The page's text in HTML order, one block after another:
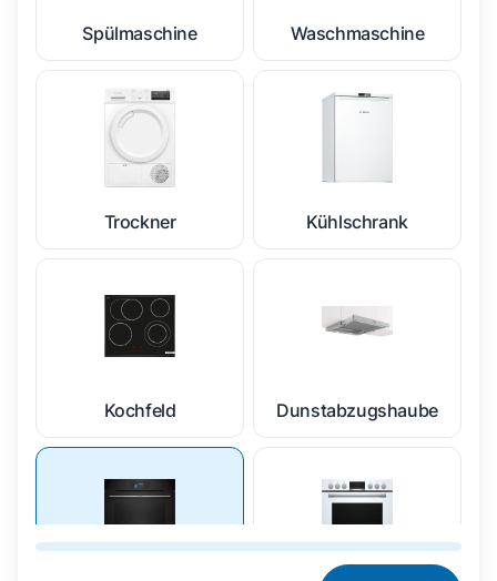
Spülmaschine Waschmaschine
Trockner Kühlschrank
Kochfeld Dunstabzugshaube